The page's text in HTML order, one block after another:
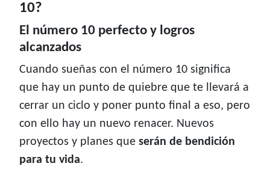
10?
El número 10 perfecto y logros
alcanzados
Cuando sueñas con el número 10 significa
que hay un punto de quiebre que te llevará a
cerrar un ciclo y poner punto final a eso, pero
con ello hay un nuevo renacer. Nuevos
proyectos y planes que serán de bendición
para tu vida.